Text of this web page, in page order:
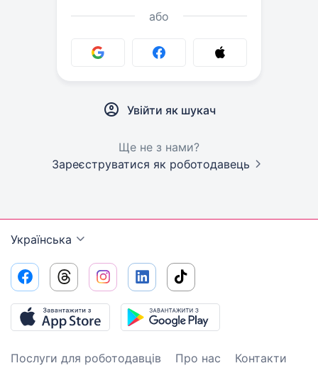
або
Увійти як шукач
Ще не з нами?
Зареєструватися як роботодавець
Українська
Послуги для роботодавців Про нас
Контакти